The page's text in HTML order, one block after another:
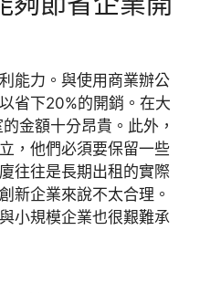
能力。與使用商業辦公
省下20%的開銷。在大
金額十分昂貴。此外，
，他們必須要保留一些
往往是長期出租的實際
新企業來說不太合理。
小規模企業也很艱難承